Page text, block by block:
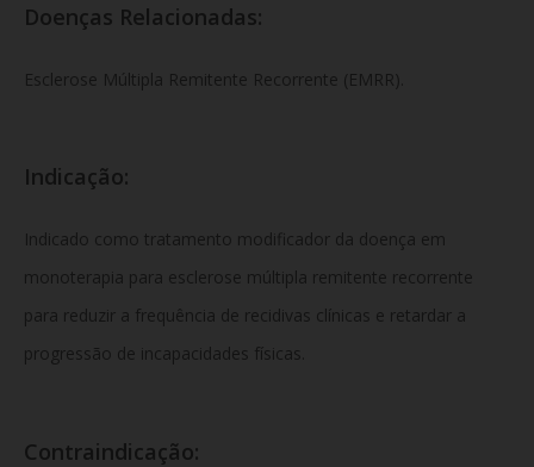
Doenças Relacionadas:
Esclerose Múltipla Remitente Recorrente (EMRR).
Indicação:
Indicado como tratamento modificador da doença em
monoterapia para esclerose múltipla remitente recorrente
para reduzir a frequência de recidivas clínicas e retardar a
progressão de incapacidades físicas.
Contraindicação: